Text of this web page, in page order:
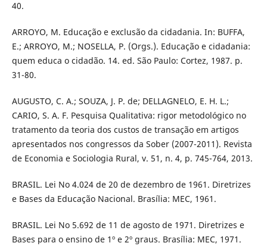
40.
ARROYO, M. Educação e exclusão da cidadania. In: BUFFA,
E.; ARROYO, M.; NOSELLA, P. (Orgs.). Educação e cidadania:
quem educa o cidadão. 14. ed. São Paulo: Cortez, 1987. p.
31-80.
AUGUSTO, C. A.; SOUZA, J. P. de; DELLAGNELO, E. H. L.;
CARIO, S. A. F. Pesquisa Qualitativa: rigor metodológico no
tratamento da teoria dos custos de transação em artigos
apresentados nos congressos da Sober (2007-2011). Revista
de Economia e Sociologia Rural, v. 51, n. 4, p. 745-764, 2013.
BRASIL. Lei No 4.024 de 20 de dezembro de 1961. Diretrizes
e Bases da Educação Nacional. Brasília: MEC, 1961.
BRASIL. Lei No 5.692 de 11 de agosto de 1971. Diretrizes e
Bases para o ensino de 1º e 2º graus. Brasília: MEC, 1971.